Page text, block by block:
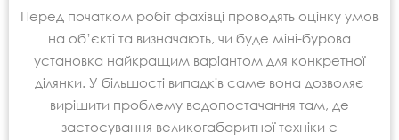
Перед початком робіт фахівці проводять оцінку умов
на об’єкті та визначають, чи буде міні-бурова
установка найкращим варіантом для конкретної
ділянки. У більшості випадків саме вона дозволяє
вирішити проблему водопостачання там, де
застосування великогабаритної техніки є